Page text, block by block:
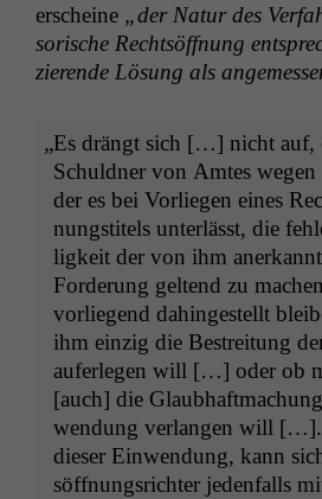
erscheine „der Natur des
sorische Recht­söff­nung
zierende Lösung als
„Es drängt sich […] nicht auf,
Schuld­ner von Amtes wegen
der es bei Vor­liegen eines
nungsti­tels unter­lässt, die
ligkeit der von ihm
Forderung gel­tend zu
vor­liegend dahingestellt
ihm einzig die Bestre­itung
aufer­legen will […] oder ob
[auch] die
wen­dung ver­lan­gen will […].
dieser Ein­wen­dung, kann
söff­nungsrichter jeden­falls